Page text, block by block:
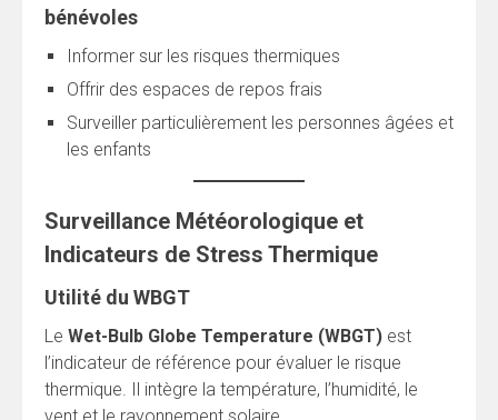
bénévoles
Informer sur les risques thermiques
Offrir des espaces de repos frais
Surveiller particulièrement les personnes âgées et
les enfants
Surveillance Météorologique et
Indicateurs de Stress Thermique
Utilité du WBGT
Le Wet-Bulb Globe Temperature (WBGT) est
l’indicateur de référence pour évaluer le risque
thermique. Il intègre la température, l’humidité, le
vent et le rayonnement solaire.